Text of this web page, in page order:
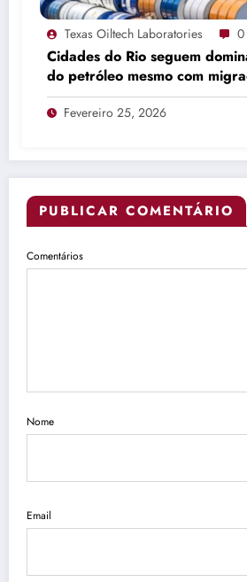
Texas Oiltech Laboratories 0
Cidades do Rio seguem
do petróleo mesmo com
produção
Fevereiro 25, 2026
PUBLICAR COMENTÁRIO
Comentários
Nome
Email